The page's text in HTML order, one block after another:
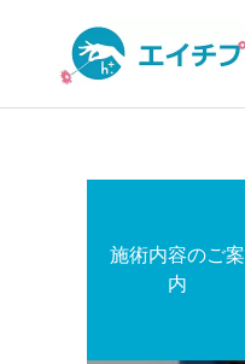
施術内容のご案
内